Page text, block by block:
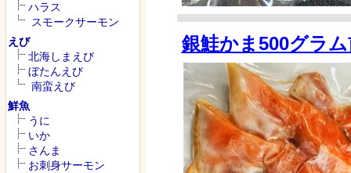
ハラス
スモークサーモン
えび
北海しまえび
ぼたんえび
南蛮えび
鮮魚
うに
いか
さんま
お刺身サーモン
銀鮭かま500グラ